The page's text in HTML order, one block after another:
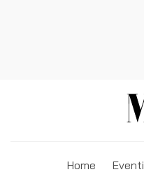
Home Eventi